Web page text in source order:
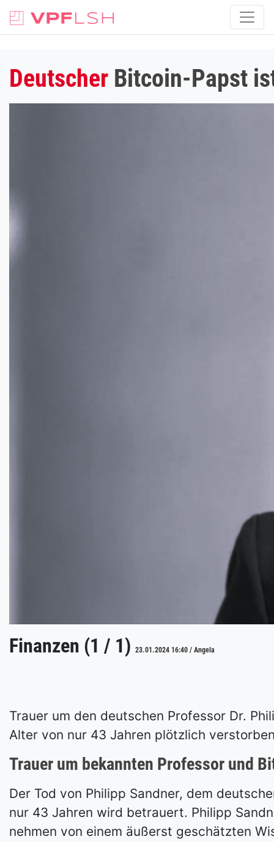
Deutscher Bitcoin-Papst
Finanzen (1 / 1) 23.01.2024 16:40 / Angela
Trauer um den deutschen Professor Dr.
Alter von nur 43 Jahren plötzlich
Trauer um bekannten Professor und
Der Tod von Philipp Sandner, dem
nur 43 Jahren wird betrauert. Philipp
nehmen von einem äußerst geschätzten